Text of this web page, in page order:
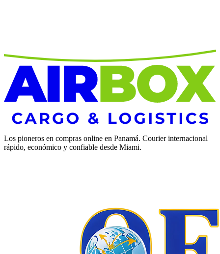
Los pioneros en compras online en Panamá. Courier internacional
rápido, económico y confiable desde Miami.